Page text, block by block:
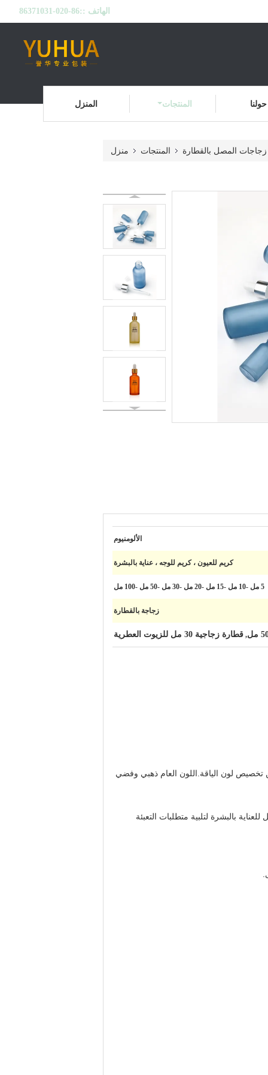
الهاتف ::86-020-86371031
المنزل المنتجات حولنا
منزل المنتجات زجاجات المصل بالقطارة
الألومنيوم
كريم للعيون ، كريم للوجه ، عناية بالبشرة
5 مل -10 مل -15 مل -20 مل -30 مل -50 مل -100 مل
زجاجة بالقطارة
, قطارة زجاجية 30 مل للزيوت العطرية
لون الياقة.اللون العام ذهبي وفضي
بالبشرة لتلبية متطلبات التعبئة